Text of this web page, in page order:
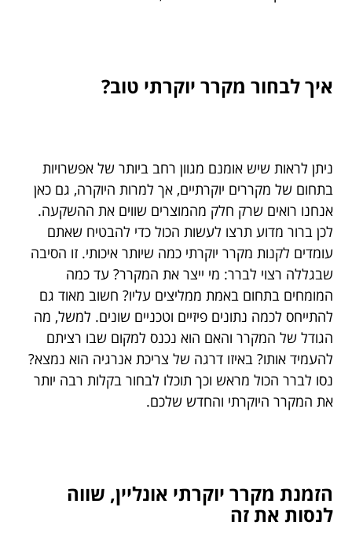
איך לבחור מקרר יוקרתי טוב?
ניתן לראות שיש אומנם מגוון רחב ביותר של אפשרויות
בתחום של מקררים יוקרתיים, אך למרות היוקרה, גם כאן
אנחנו רואים שרק חלק מהמוצרים שווים את ההשקעה.
לכן ברור מדוע תרצו לעשות הכול כדי להבטיח שאתם
עומדים לקנות מקרר יוקרתי כמה שיותר איכותי. זו הסיבה
שבגללה רצוי לברר: מי ייצר את המקרר? עד כמה
המומחים בתחום באמת ממליצים עליו? חשוב מאוד גם
להתייחס לכמה נתונים פיזיים וטכניים שונים. למשל, מה
הגודל של המקרר והאם הוא נכנס למקום שבו רציתם
להעמיד אותו? באיזו דרגה של צריכת אנרגיה הוא נמצא?
נסו לברר הכול מראש וכך תוכלו לבחור בקלות רבה יותר
את המקרר היוקרתי והחדש שלכם.
הזמנת מקרר יוקרתי אונליין, שווה
לנסות את זה